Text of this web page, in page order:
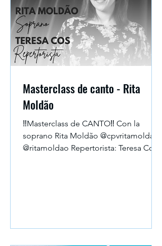
Masterclass de canto - Rita
Moldão
‼️Masterclass de CANTO‼️ Con la
soprano Rita Moldão @cpvritamoldao
@ritamoldao Repertorista: Teresa Cos